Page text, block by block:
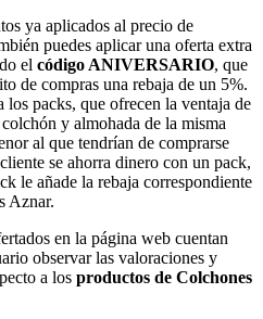
ya aplicados al precio de
puedes aplicar una oferta extra
el código ANIVERSARIO, que
de compras una rebaja de un 5%.
los packs, que ofrecen la ventaja de
y almohada de la misma
al que tendrían de comprarse
se ahorra dinero con un pack,
le añade la rebaja correspondiente
Aznar.
en la página web cuentan
observar las valoraciones y
a los productos de Colchones